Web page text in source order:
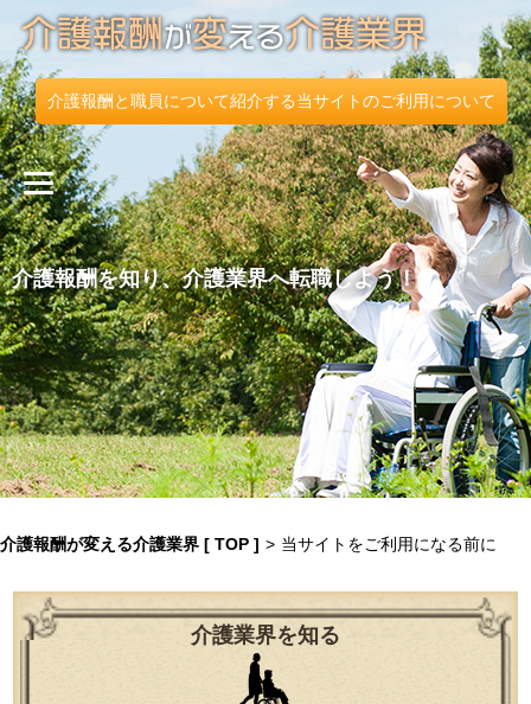
介護報酬と職員について紹介する当サイトのご利用について
介護報酬を知り、介護業界へ転職しよう！
介護報酬が変える介護業界 [ TOP ] > 当サイトをご利用になる前に
介護業界を知る